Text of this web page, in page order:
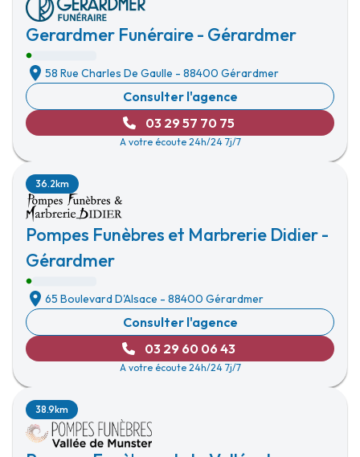
Gerardmer Funéraire - Gérardmer
58 Rue Charles De Gaulle - 88400 Gérardmer
Consulter l'agence
03 29 57 70 75
A votre écoute 24h/24 7j/7
Pompes Funèbres et Marbrerie Didier -
Gérardmer
36.2km
65 Boulevard D'Alsace - 88400 Gérardmer
Consulter l'agence
03 29 60 06 43
A votre écoute 24h/24 7j/7
38.9km